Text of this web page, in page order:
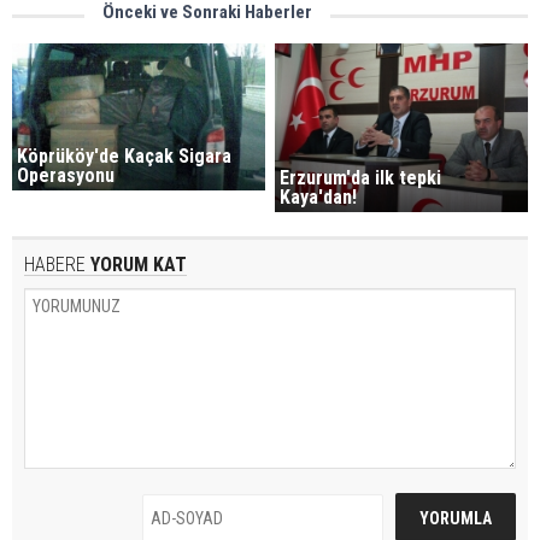
Önceki ve Sonraki Haberler
Köprüköy'de Kaçak Sigara
Operasyonu
Erzurum'da ilk tepki
Kaya'dan!
HABERE YORUM KAT